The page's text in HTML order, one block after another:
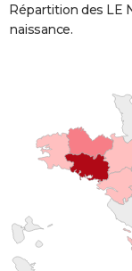
Répartition des LE
naissance.